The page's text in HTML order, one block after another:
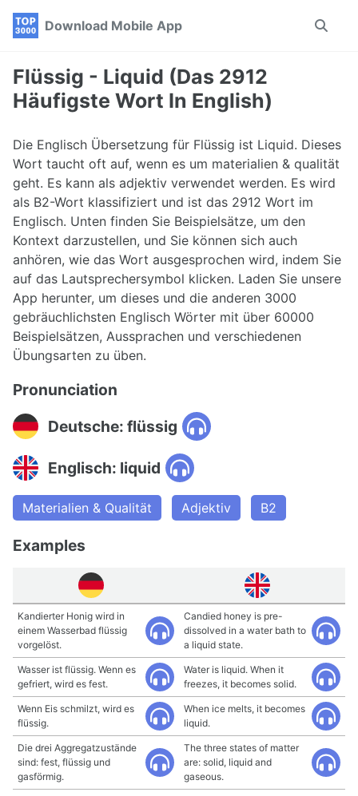
Skip
navigation
Skip
Skip
Download Mobile App
Toggle
Flüssig - Liquid (Das 2912
Häufigste Wort In English)
Die Englisch Übersetzung für Flüssig ist Liquid. Dieses
Wort taucht oft auf, wenn es um materialien & qualität
geht. Es kann als adjektiv verwendet werden. Es wird
als B2-Wort klassifiziert und ist das 2912 Wort im
Englisch. Unten finden Sie Beispielsätze, um den
Kontext darzustellen, und Sie können sich auch
anhören, wie das Wort ausgesprochen wird, indem Sie
auf das Lautsprechersymbol klicken. Laden Sie unsere
App herunter, um dieses und die anderen 3000
gebräuchlichsten Englisch Wörter mit über 60000
Beispielsätzen, Aussprachen und verschiedenen
Übungsarten zu üben.
Pronunciation
Deutsche: flüssig
Englisch: liquid
Materialien & Qualität Adjektiv B2
Examples
Kandierter Honig wird in
einem Wasserbad flüssig
vorgelöst.
Candied honey is pre-
dissolved in a water bath to
a liquid state.
Wasser ist flüssig. Wenn es
gefriert, wird es fest.
Water is liquid. When it
freezes, it becomes solid.
Wenn Eis schmilzt, wird es
flüssig.
When ice melts, it becomes
liquid.
Die drei Aggregatzustände
sind: fest, flüssig und
gasförmig.
The three states of matter
are: solid, liquid and
gaseous.